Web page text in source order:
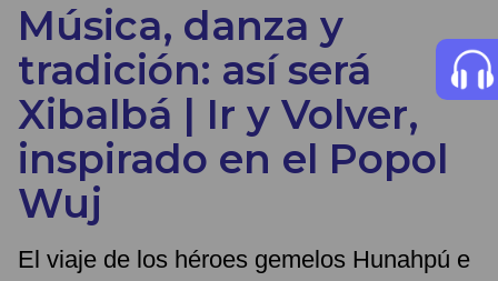
Música, danza y
tradición: así será
Xibalbá | Ir y Volver,
inspirado en el Popol
Wuj
El viaje de los héroes gemelos Hunahpú e